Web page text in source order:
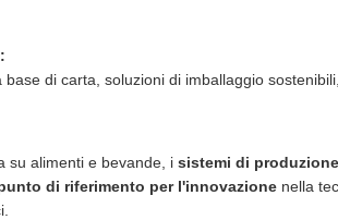
di carta, soluzioni di imballaggio
su alimenti e bevande, i sistemi di
di riferimento per l'innovazione nella